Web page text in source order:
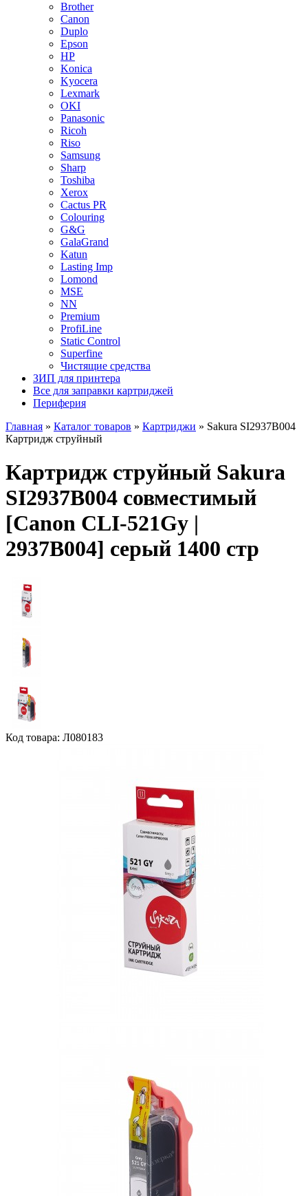
Brother
Canon
Duplo
Epson
HP
Konica
Kyocera
Lexmark
OKI
Panasonic
Ricoh
Riso
Samsung
Sharp
Toshiba
Xerox
Cactus PR
Colouring
G&G
GalaGrand
Katun
Lasting Imp
Lomond
MSE
NN
Premium
ProfiLine
Static Control
Superfine
Чистящие средства
ЗИП для принтера
Все для заправки картриджей
Периферия
Главная » Каталог товаров » Картриджи » Sakura SI2937B004
Картридж струйный
Картридж струйный Sakura
SI2937B004 совместимый
[Canon CLI-521Gy |
2937B004] серый 1400 стр
Код товара: Л080183